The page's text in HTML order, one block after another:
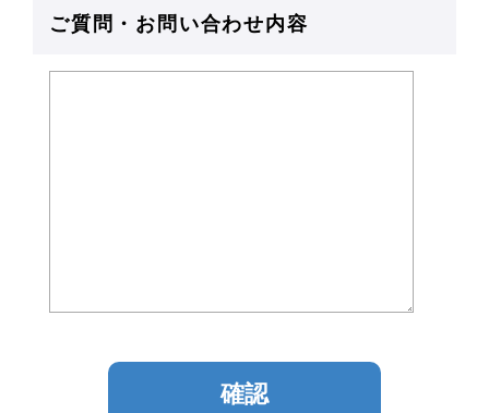
ご質問・お問い合わせ内容